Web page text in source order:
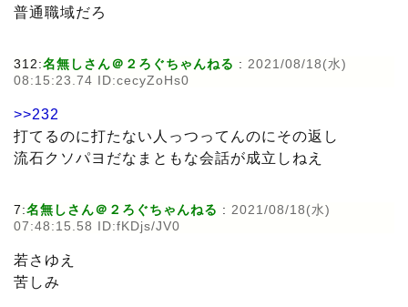
普通職域だろ
312:名無しさん＠２ろぐちゃんねる : 2021/08/18(水)
08:15:23.74 ID:cecyZoHs0
>>232
打てるのに打たない人っつってんのにその返し
流石クソパヨだなまともな会話が成立しねえ
7:名無しさん＠２ろぐちゃんねる : 2021/08/18(水)
07:48:15.58 ID:fKDjs/JV0
若さゆえ
苦しみ